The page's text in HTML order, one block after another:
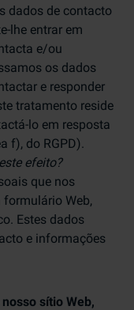
dados de contacto
lhe entrar em
e/ou
os dados
e responder
tratamento reside
lo em resposta
f), do RGPD).
efeito?
que nos
formulário Web,
Estes dados
e informações
sítio Web,